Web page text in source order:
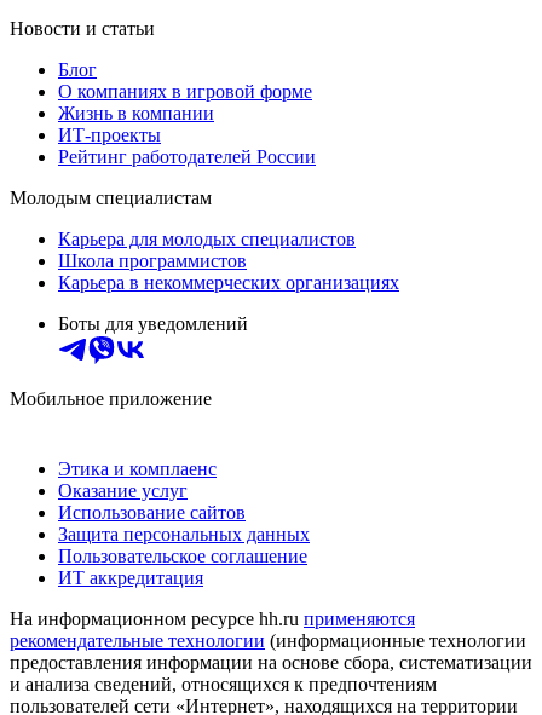
Новости и статьи
Блог
О компаниях в игровой форме
Жизнь в компании
ИТ-проекты
Рейтинг работодателей России
Молодым специалистам
Карьера для молодых специалистов
Школа программистов
Карьера в некоммерческих организациях
Боты для уведомлений
Мобильное приложение
Этика и комплаенс
Оказание услуг
Использование сайтов
Защита персональных данных
Пользовательское соглашение
ИТ аккредитация
На информационном ресурсе hh.ru применяются
рекомендательные технологии (информационные технологии
предоставления информации на основе сбора, систематизации
и анализа сведений, относящихся к предпочтениям
пользователей сети «Интернет», находящихся на территории